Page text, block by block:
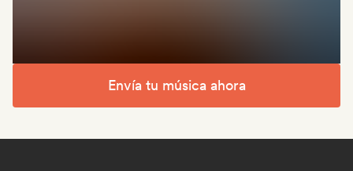
Envía tu música ahora